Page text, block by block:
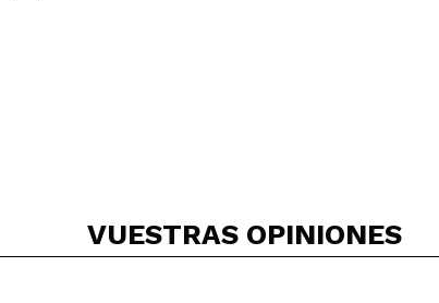
VUESTRAS OPINIONES